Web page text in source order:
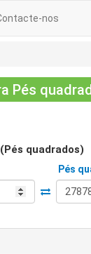
nos
Pés
quadrados)
Pés